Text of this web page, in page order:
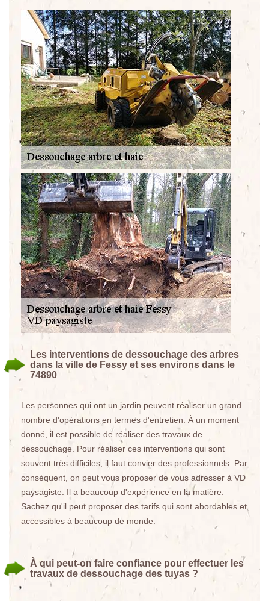
Les interventions de dessouchage des arbres
dans la ville de Fessy et ses environs dans le
74890
Les personnes qui ont un jardin peuvent réaliser un grand
nombre d'opérations en termes d'entretien. À un moment
donné, il est possible de réaliser des travaux de
dessouchage. Pour réaliser ces interventions qui sont
souvent très difficiles, il faut convier des professionnels. Par
conséquent, on peut vous proposer de vous adresser à VD
paysagiste. Il a beaucoup d'expérience en la matière.
Sachez qu'il peut proposer des tarifs qui sont abordables et
accessibles à beaucoup de monde.
À qui peut-on faire confiance pour effectuer les
travaux de dessouchage des tuyas ?